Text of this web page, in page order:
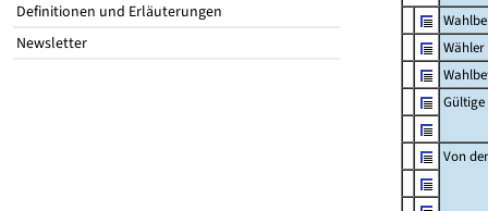
Definitionen und Erläuterungen
Newsletter
Wähler
Von